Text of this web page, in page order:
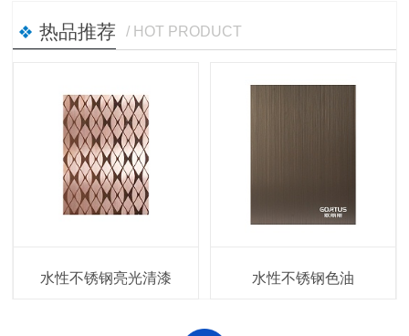
热品推荐 / HOT PRODUCT
水性不锈钢亮光清漆 水性不锈钢色油